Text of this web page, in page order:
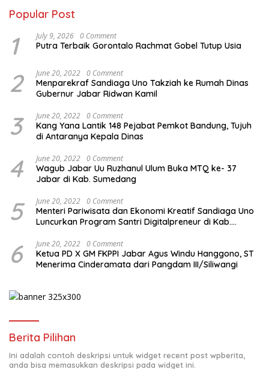
Popular Post
1 July 9, 2026 0 Comment
Putra Terbaik Gorontalo Rachmat Gobel Tutup Usia
2 June 20, 2022 0 Comment
Menparekraf Sandiaga Uno Takziah ke Rumah Dinas
Gubernur Jabar Ridwan Kamil
3 June 20, 2022 0 Comment
Kang Yana Lantik 148 Pejabat Pemkot Bandung, Tujuh
di Antaranya Kepala Dinas
4 June 20, 2022 0 Comment
Wagub Jabar Uu Ruzhanul Ulum Buka MTQ ke- 37
Jabar di Kab. Sumedang
5 June 20, 2022 0 Comment
Menteri Pariwisata dan Ekonomi Kreatif Sandiaga Uno
Luncurkan Program Santri Digitalpreneur di Kab.
6 June 20, 2022 0 Comment
Ketua PD X GM FKPPI Jabar Agus Windu Hanggono, ST
Menerima Cinderamata dari Pangdam III/Siliwangi
Berita Pilihan
Ini adalah contoh deskripsi untuk widget recent post wpberita,
anda bisa memasukkan deskripsi pada widget ini.